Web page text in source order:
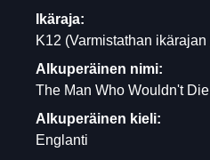
Ikäraja:
K12 (Varmistathan ikärajan
Alkuperäinen nimi:
The Man Who Wouldn't Die
Alkuperäinen kieli:
Englanti